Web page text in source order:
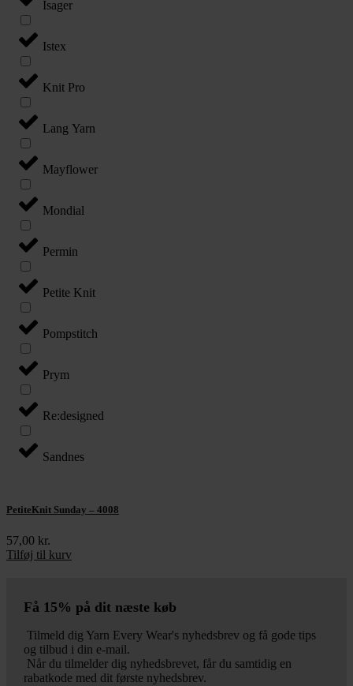
Isager
Istex
Knit Pro
Lang Yarn
Mayflower
Mondial
Permin
Petite Knit
Pompstitch
Prym
Re:designed
Sandnes
PetiteKnit Sunday – 4008
57,00 kr.
Tilføj til kurv
Få 15% på dit næste køb
Tilmeld dig Yarn Every Wear's nyhedsbrev og få gode tips
og tilbud i din e-mail.
Når du tilmelder dig nyhedsbrevet, får du samtidig en
rabatkode med dit første nyhedsbrev.